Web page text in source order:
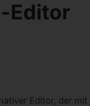
Editor
Editor, der mit